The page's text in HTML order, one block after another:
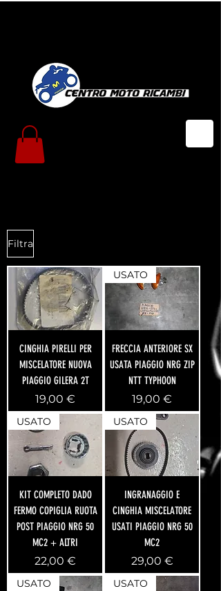
Filtra
CINGHIA PIRELLI PER
MISCELATORE NUOVA
PIAGGIO GILERA 2T
Prezzo
19,00 €
USATO
FRECCIA ANTERIORE SX
USATA PIAGGIO NRG ZIP
NTT TYPHOON
Prezzo
19,00 €
USATO
KIT COMPLETO DADO
FERMO COPIGLIA RUOTA
POST PIAGGIO NRG 50
MC2 + ALTRI
Prezzo
22,00 €
USATO
INGRANAGGIO E
CINGHIA MISCELATORE
USATI PIAGGIO NRG 50
MC2
Prezzo
29,00 €
USATO USATO